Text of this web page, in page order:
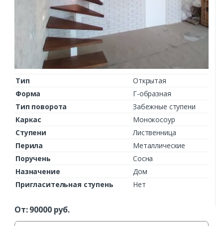
Тип
Открытая
Форма
Г-образная
Тип поворота
Забежные ступени
Каркас
Монокосоур
Ступени
Лиственница
Перила
Металлические
Поручень
Сосна
Назначение
Дом
Пригласительная ступень
Нет
От:90000руб.